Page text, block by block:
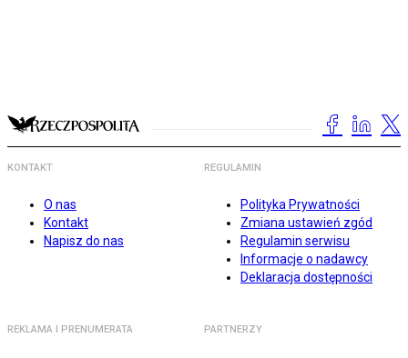
KONTAKT
O nas
Kontakt
Napisz do nas
REGULAMIN
Polityka Prywatności
Zmiana ustawień zgód
Regulamin serwisu
Informacje o nadawcy
Deklaracja dostępności
REKLAMA I PRENUMERATA PARTNERZY